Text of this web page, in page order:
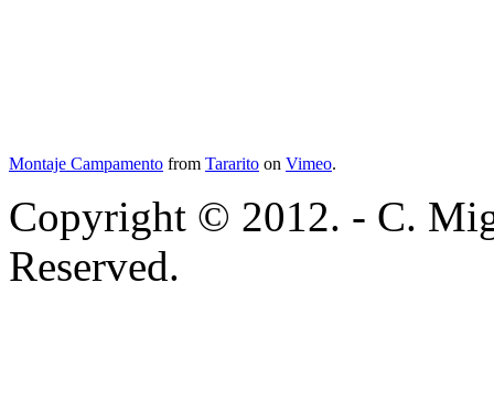
Montaje Campamento from Tararito on Vimeo.
Copyright © 2012. - C.
Reserved.